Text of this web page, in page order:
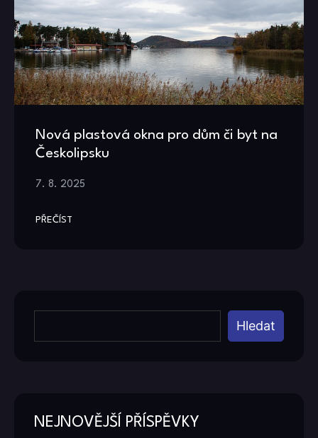
Nová plastová okna pro dům či byt na
Českolipsku
7. 8. 2025
PŘEČÍST
Hledat
NEJNOVĚJŠÍ PŘÍSPĚVKY